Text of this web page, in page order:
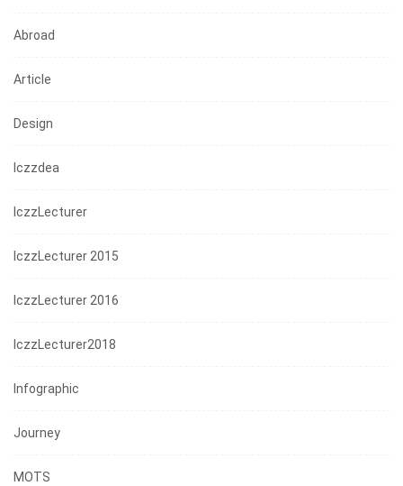
Abroad
Article
Design
Iczzdea
IczzLecturer
IczzLecturer 2015
IczzLecturer 2016
IczzLecturer2018
Infographic
Journey
MOTS